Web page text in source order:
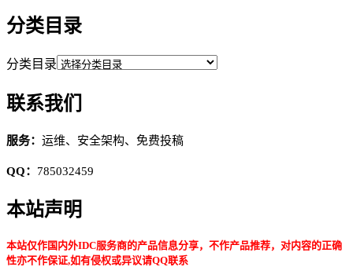
分类目录
分类目录
联系我们
服务： 运维、安全架构、免费投稿
QQ： 785032459
本站声明
本站仅作国内外IDC服务商的产品信息分享，不作产品推荐，对内容的正确
性亦不作保证,如有侵权或异议请QQ联系